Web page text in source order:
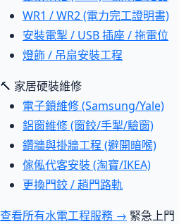
WR1 / WR2 (電力完工證明書)
安裝電掣 / USB 插座 / 拖電位
燈飾 / 吊扇安裝工程
🔨 家居硬裝維修
電子鎖維修 (Samsung/Yale)
鋁窗維修 (窗鉸/手掣/驗窗)
鑽牆與掛牆工程 (避開暗喉)
傢俬代客安裝 (淘寶/IKEA)
更換門鉸 / 趟門路軌
查看所有水電工程服務 → 緊急上門